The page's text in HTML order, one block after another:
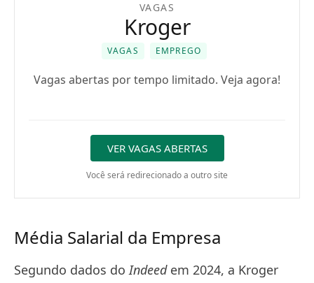
VAGAS
Kroger
VAGAS EMPREGO
Vagas abertas por tempo limitado. Veja agora!
VER VAGAS ABERTAS
Você será redirecionado a outro site
Média Salarial da Empresa
Segundo dados doIndeedem 2024, a Kroger